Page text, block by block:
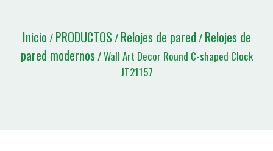
Inicio / PRODUCTOS / Relojes de pared / Relojes de
pared modernos / Wall Art Decor Round C-shaped Clock
JT21157